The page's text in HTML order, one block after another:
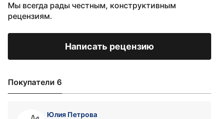
Мы всегда рады честным, конструктивным
рецензиям.
Написать рецензию
Покупатели 6
Юлия Петрова